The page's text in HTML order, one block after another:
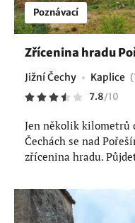
Poznávací
Zřícenina hradu
Jižní Čechy Kaplice
7.8/10
Jen několik kilometrů
Čechách se nad
zřícenina hradu.